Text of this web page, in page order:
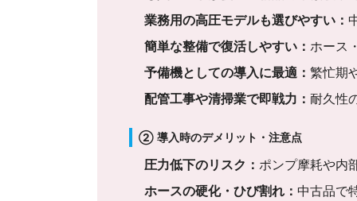
業務用の高圧モデルも選びやすい：
簡単な整備で復活しやすい：ホース
予備機としての導入に最適：繁忙期
配管工事や清掃業で即戦力：耐久性
② 導入時のデメリット・注意点
圧力低下のリスク：ポンプ摩耗や内
ホースの硬化・ひび割れ：中古品で